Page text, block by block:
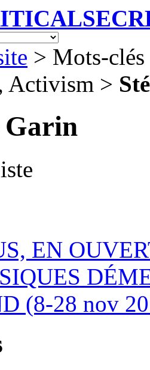
> Mots-
Activism >
Garin
EN
(8-28 nov